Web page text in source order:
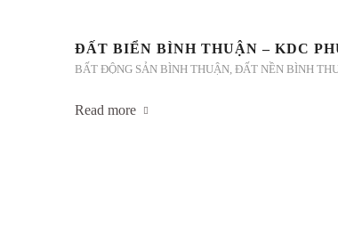
ĐẤT BIỂN BÌNH THUẬN – KDC
BẤT ĐỘNG SẢN BÌNH THUẬN, ĐẤT NỀN BÌNH
Read more